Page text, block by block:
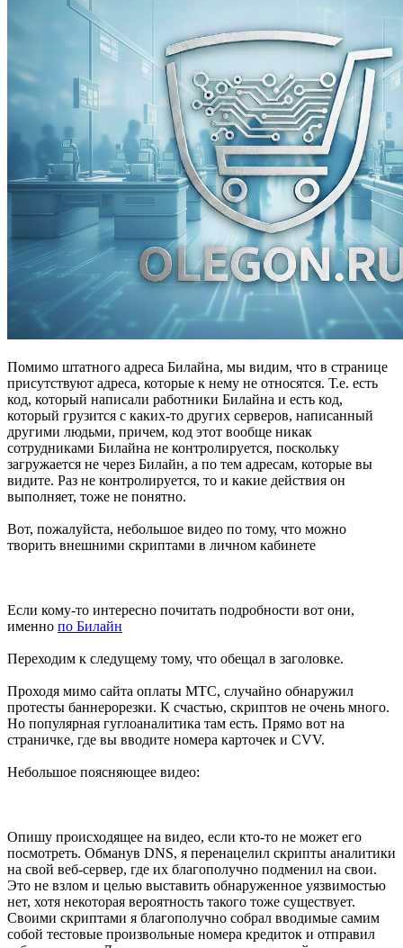
Помимо штатного адреса Билайна, мы видим, что в странице
присутствуют адреса, которые к нему не относятся. Т.е. есть
код, который написали работники Билайна и есть код,
который грузится с каких-то других серверов, написанный
другими людьми, причем, код этот вообще никак
сотрудниками Билайна не контролируется, поскольку
загружается не через Билайн, а по тем адресам, которые вы
видите. Раз не контролируется, то и какие действия он
выполняет, тоже не понятно.
Вот, пожалуйста, небольшое видео по тому, что можно
творить внешними скриптами в личном кабинете
Если кому-то интересно почитать подробности вот они,
именно по Билайн
Переходим к следущему тому, что обещал в заголовке.
Проходя мимо сайта оплаты МТС, случайно обнаружил
протесты баннерорезки. К счастью, скриптов не очень много.
Но популярная гуглоаналитика там есть. Прямо вот на
страничке, где вы вводите номера карточек и CVV.
Небольшое поясняющее видео:
Опишу происходящее на видео, если кто-то не может его
посмотреть. Обманув DNS, я перенацелил скрипты аналитики
на свой веб-сервер, где их благополучно подменил на свои.
Это не взлом и целью выставить обнаруженное уязвимостью
нет, хотя некоторая вероятность такого тоже существует.
Своими скриптами я благополучно собрал вводимые самим
собой тестовые произвольные номера кредиток и отправил